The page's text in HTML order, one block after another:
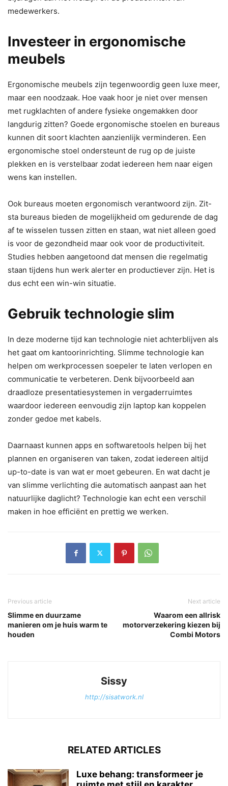
medewerkers.
Investeer in ergonomische
meubels
Ergonomische meubels zijn tegenwoordig geen luxe meer,
maar een noodzaak. Hoe vaak hoor je niet over mensen
met rugklachten of andere fysieke ongemakken door
langdurig zitten? Goede ergonomische stoelen en bureaus
kunnen dit soort klachten aanzienlijk verminderen. Een
ergonomische stoel ondersteunt de rug op de juiste
plekken en is verstelbaar zodat iedereen hem naar eigen
wens kan instellen.
Ook bureaus moeten ergonomisch verantwoord zijn. Zit-
sta bureaus bieden de mogelijkheid om gedurende de dag
af te wisselen tussen zitten en staan, wat niet alleen goed
is voor de gezondheid maar ook voor de productiviteit.
Studies hebben aangetoond dat mensen die regelmatig
staan tijdens hun werk alerter en productiever zijn. Het is
dus echt een win-win situatie.
Gebruik technologie slim
In deze moderne tijd kan technologie niet achterblijven als
het gaat om kantoorinrichting. Slimme technologie kan
helpen om werkprocessen soepeler te laten verlopen en
communicatie te verbeteren. Denk bijvoorbeeld aan
draadloze presentatiesystemen in vergaderruimtes
waardoor iedereen eenvoudig zijn laptop kan koppelen
zonder gedoe met kabels.
Daarnaast kunnen apps en softwaretools helpen bij het
plannen en organiseren van taken, zodat iedereen altijd
up-to-date is van wat er moet gebeuren. En wat dacht je
van slimme verlichting die automatisch aanpast aan het
natuurlijke daglicht? Technologie kan echt een verschil
maken in hoe efficiënt en prettig we werken.
Previous article
Slimme en duurzame
manieren om je huis warm te
houden
Next article
Waarom een allrisk
motorverzekering kiezen bij
Combi Motors
Sissy
http://sisatwork.nl
RELATED ARTICLES
Luxe behang: transformeer je